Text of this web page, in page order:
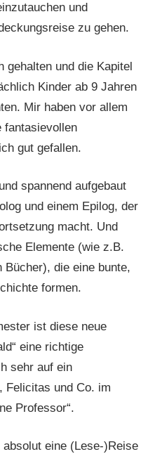
und
zu gehen.
gehalten und die Kapitel
Kinder ab 9 Jahren
Mir haben vor allem
fantasievollen
gut gefallen.
spannend aufgebaut
und einem Epilog, der
macht. Und
Elemente (wie z.B.
Bücher), die eine bunte,
formen.
ist diese neue
eine richtige
sehr auf ein
Felicitas und Co. im
Professor“.
absolut eine (Lese-)Reise